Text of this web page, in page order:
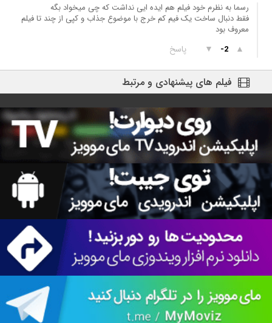
رسما به نظرم خود فیلم هم ایده ایی نداشت که چی میخواد بگه
فقط دنبال ساخت یک فیم کم خرج با موضوع جذاب و کپی از چند تا فیلم
معروف بود
▲
-2
▼ پاسخ
فیلم های پیشنهادی و مرتبط